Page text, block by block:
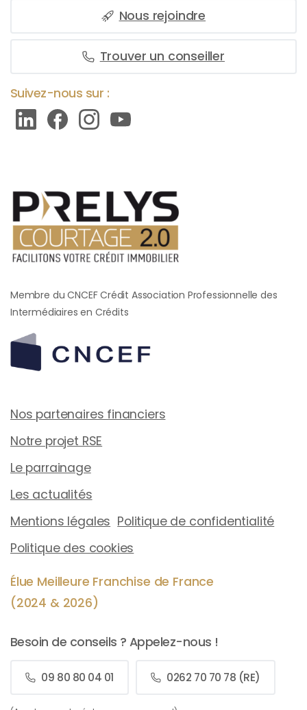
Nous rejoindre
Trouver un conseiller
Suivez-nous sur :
Membre du CNCEF Crédit Association Professionnelle des
Intermédiaires en Crédits
Nos partenaires financiers
Notre projet RSE
Le parrainage
Les actualités
Mentions légales Politique de confidentialité
Politique des cookies
Élue Meilleure Franchise de France
(2024 & 2026)
Besoin de conseils ? Appelez-nous !
09 80 80 04 01 0262 70 70 78 (RE)